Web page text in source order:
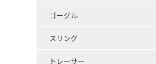
ゴーグル
スリング
トレーサー